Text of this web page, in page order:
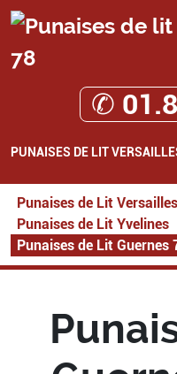
78
✆
PUNAISES DE LIT
Punaises de Lit Versailles
Punaises de Lit Yvelines
Punaises de Lit Guernes